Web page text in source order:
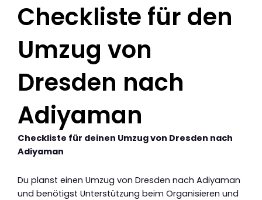
Checkliste für den
Umzug von
Dresden nach
Adiyaman
Checkliste für deinen Umzug von Dresden nach
Adiyaman
Du planst einen Umzug von Dresden nach Adiyaman
und benötigst Unterstützung beim Organisieren und